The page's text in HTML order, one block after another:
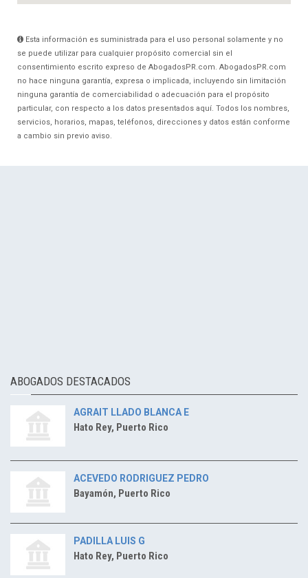
Esta información es suministrada para el uso personal solamente y no
se puede utilizar para cualquier propósito comercial sin el
consentimiento escrito expreso de AbogadosPR.com. AbogadosPR.com
no hace ninguna garantía, expresa o implicada, incluyendo sin limitación
ninguna garantía de comerciabilidad o adecuación para el propósito
particular, con respecto a los datos presentados aquí. Todos los nombres,
servicios, horarios, mapas, teléfonos, direcciones y datos están conforme
a cambio sin previo aviso.
ABOGADOS DESTACADOS
AGRAIT LLADO BLANCA E
Hato Rey, Puerto Rico
ACEVEDO RODRIGUEZ PEDRO
Bayamón, Puerto Rico
PADILLA LUIS G
Hato Rey, Puerto Rico